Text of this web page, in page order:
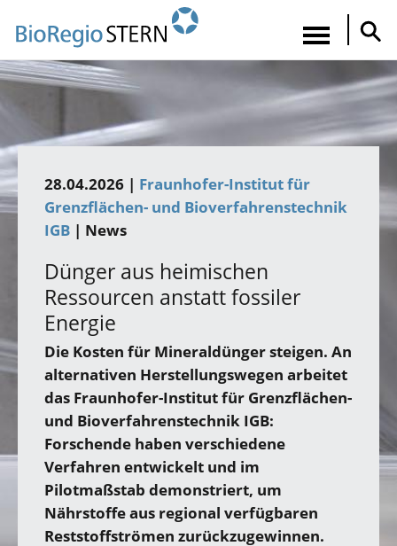
zum
Inhalt
28.04.2026 | Fraunhofer-Institut für
Grenzflächen- und Bioverfahrenstechnik
IGB | News
Dünger aus heimischen
Ressourcen anstatt fossiler
Energie
Die Kosten für Mineraldünger steigen. An
alternativen Herstellungswegen arbeitet
das Fraunhofer-Institut für Grenzflächen-
und Bioverfahrenstechnik IGB:
Forschende haben verschiedene
Verfahren entwickelt und im
Pilotmaßstab demonstriert, um
Nährstoffe aus regional verfügbaren
Reststoffströmen zurückzugewinnen.